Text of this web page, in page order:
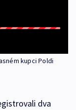
kupci Poldi
dva